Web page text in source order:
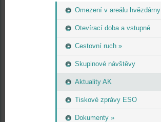
Omezení v areálu hvězdárny
Otevírací doba a vstupné
Cestovní ruch »
Skupinové návštěvy
Aktuality AK
Tiskové zprávy ESO
Dokumenty »